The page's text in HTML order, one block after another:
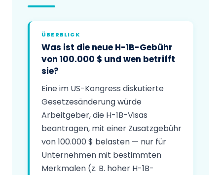
ÜBERBLICK
Was ist die neue H-1B-Gebühr
von 100.000 $ und wen betrifft
sie?
Eine im US-Kongress diskutierte
Gesetzesänderung würde
Arbeitgeber, die H-1B-Visas
beantragen, mit einer Zusatzgebühr
von 100.000 $ belasten — nur für
Unternehmen mit bestimmten
Merkmalen (z. B. hoher H-1B-